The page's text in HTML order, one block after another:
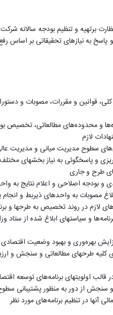
برتهیه و تنظیم بودجه سالانه
پاسخ به نیازهای تحقیقاتی بر
قوانین و مقررات، مصوبات و
و محدوده‌های مطالعاتی، تخصیص
لازم
سطوح مدیریت میانی و مدیریت
و پاسخگوئی به نیاز بخشهای
طرح و جاری
بودجه اصلاحی و اعلام نتایج به
مصوبات به واحدهای ذیربط و انجام
لازم در روند تخصیص به طرحها و
و سیاستهای ابلاغ شده از ستاد
بهره‌وری و بهبود وضعیت
طرحهای مطالعاتی و سنجش و
اولویتهای برنامه‌های توسعه
و سنجش از دور به منظور پشتیبانی
آنها در تنظیم برنامه‌های مورد نظر